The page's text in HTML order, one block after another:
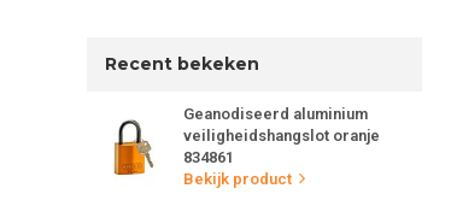
Recent bekeken
Geanodiseerd aluminium
veiligheidshangslot oranje
834861
Bekijk product